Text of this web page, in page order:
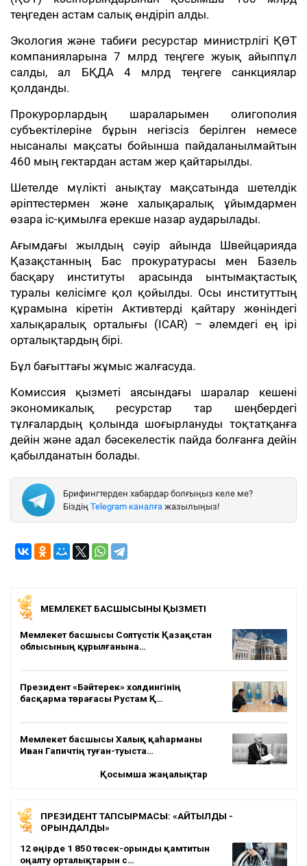
теңгеден астам салық өндіріп алды.
Экология және табиғи ресурстар министрлігі ҚӨТ
компанияларына 7 млрд теңгеге жуық айыппұл
салды, ал БҚДА 4 млрд теңгеге санкциялар
қолданды.
Прокурорлардың шараларымен олигополия
субъектілеріне бұрын негізсіз берілген немесе
нысаналы мақсаты бойынша пайдаланылмайтын
460 мың гектардан астам жер қайтарылды.
Шетелде мүлікті анықтау мақсатында шетелдік
әріптестермен және халықаралық ұйымдармен
өзара іс-қимылға ерекше назар аударылады.
Ағымдағы жылдың сәуір айында Швейцарияда
Қазақстанның Бас прокуратурасы мен Базель
басқару институты арасында ынтымақтастық
туралы келісімге қол қойылды. Осы институттың
құрамына кіретін Активтерді қайтару жөніндегі
халықаралық орталығы (ICAR) – әлемдегі ең ірі
орталықтардың бірі.
Бұл бағыттағы жұмыс жалғасуда.
Комиссия қызметі аясындағы шаралар кешені
экономикалық ресурстар тар шеңбердегі
тұлғалардың қолында шоғырлануды тоқтатқанға
дейін және адал бәсекелестік пайда болғанға дейін
қабылданатын болады.
Брифингтерден хабардар болғыңыз келе ме?
Біздің Telegram каналға жазылыңыз!
МЕМЛЕКЕТ БАСШЫСЫНЫҢ ҚЫЗМЕТІ
Мемлекет басшысы Солтүстік Қазақстан
облысының құрылғанына…
Президент «Бәйтерек» холдингінің
басқарма төрағасы Рустам Қ…
Мемлекет басшысы Халық қаһарманы
Иван Гапичтің туған-туыста…
Қосымша жаңалықтар
ПРЕЗИДЕНТ ТАПСЫРМАСЫ: «АЙТЫЛДЫ -
ОРЫНДАЛДЫ»
12 өңірде 1 850 төсек-орынды қамтитын
оңалту орталықтарын с…